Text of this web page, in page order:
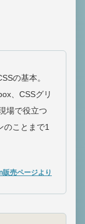
の基本。
、CSSグリ
場で役立つ
のことまで1
売ページより